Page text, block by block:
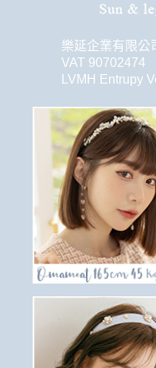
樂延企業有限公
VAT 90702474
LVMH Entrupy